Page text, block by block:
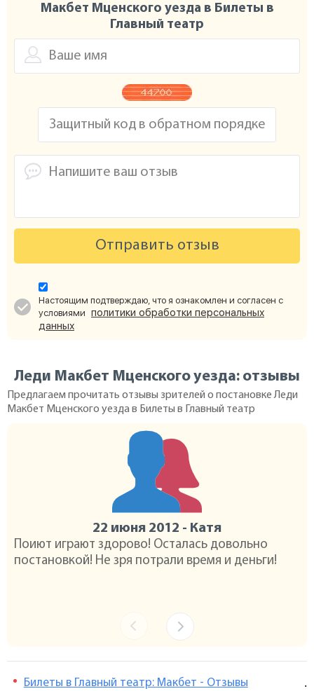
Макбет Мценского уезда в Билеты в
Главный театр
Отправить отзыв
Настоящим подтверждаю, что я ознакомлен и согласен с
условиями политики обработки персональных
данных
Леди Макбет Мценского уезда: отзывы
Предлагаем прочитать отзывы зрителей о постановке Леди
Макбет Мценского уезда в Билеты в Главный театр
Поиют играют здорово! Осталась довольно
постановкой! Не зря потрали время и деньги!
22 июня 2012 - Катя
Билеты в Главный театр: Макбет - Отзывы .